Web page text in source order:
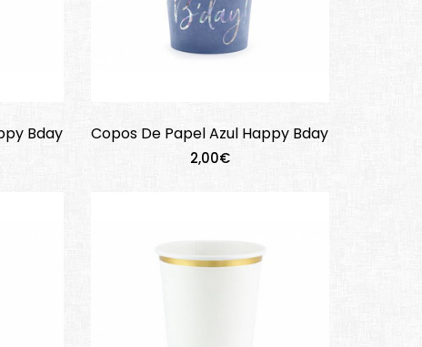
Bday Copos De Papel Azul Happy Bday
2,00€